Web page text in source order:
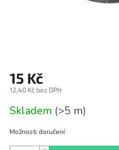
15 Kč
12,40 Kč bez DPH
cena:
Skladem (>5 m)
Možnosti doručení